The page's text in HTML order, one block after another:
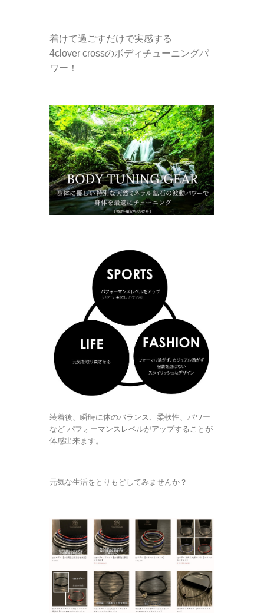
着けて過ごすだけで実感する
4clover crossのボディチューニングパ
ワー！
装着後、瞬時に体のバランス、柔軟性、パワー
など パフォーマンスレベルがアップすることが
体感出来ます。
元気な生活をとりもどしてみませんか？